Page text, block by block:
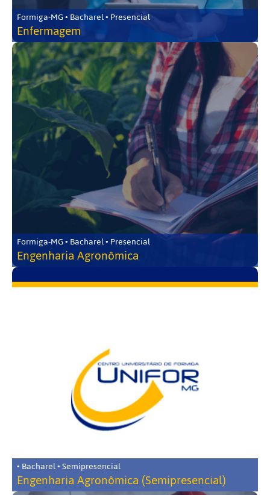
Formiga-MG • Bacharel • Presencial
Enfermagem
Formiga-MG • Bacharel • Presencial
Engenharia Agronômica
• Bacharel • Semipresencial
Engenharia Agronômica (Semipresencial)